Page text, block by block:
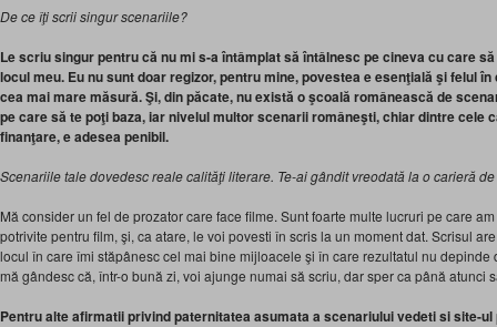
De ce îţi scrii singur scenariile?
Le scriu singur pentru că nu mi s-a întâmplat să întâlnesc pe cineva cu care
locul meu. Eu nu sunt doar regizor, pentru mine, povestea e esenţială şi felul
cea mai mare măsură. Şi, din păcate, nu există o şcoală românească de
pe care să te poţi baza, iar nivelul multor scenarii româneşti, chiar dintre cele
finanţare, e adesea penibil.
Scenariile tale dovedesc reale calităţi literare. Te-ai gândit vreodată la o carieră
Mă consider un fel de prozator care face filme. Sunt foarte multe lucruri pe care
potrivite pentru film, şi, ca atare, le voi povesti în scris la un moment dat. Scrisul
locul în care îmi stăpânesc cel mai bine mijloacele şi în care rezultatul nu
mă gândesc că, într-o bună zi, voi ajunge numai să scriu, dar sper ca până atunci
Pentru alte afirmatii privind paternitatea asumata a scenariului vedeti si site-